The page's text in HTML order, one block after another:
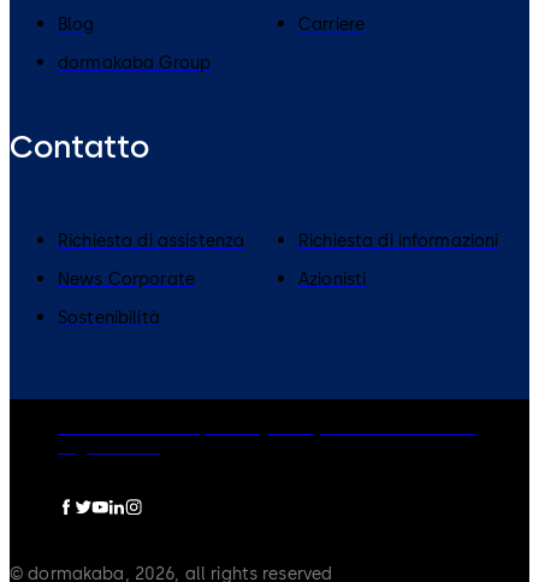
Blog
Carriere
dormakaba Group
Contatto
​Richiesta di assistenza
Richiesta di informazioni
News Corporate
Azionisti
Sostenibilità
© dormakaba, 2026, all rights reserved